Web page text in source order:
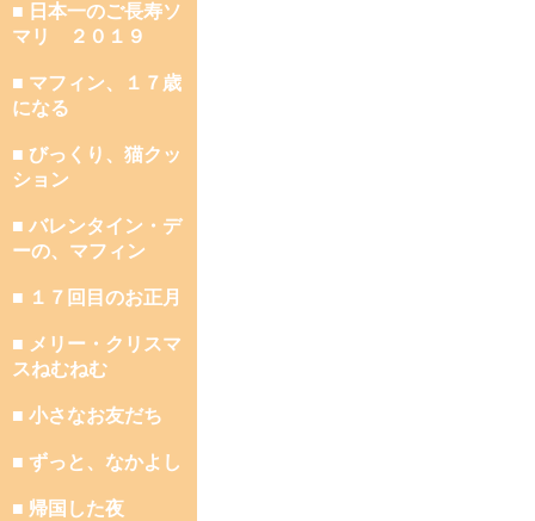
■ 日本一のご長寿ソ
マリ ２０１９
■ マフィン、１７歳
になる
■ びっくり、猫クッ
ション
■ バレンタイン・デ
ーの、マフィン
■ １７回目のお正月
■ メリー・クリスマ
スねむねむ
■ 小さなお友だち
■ ずっと、なかよし
■ 帰国した夜